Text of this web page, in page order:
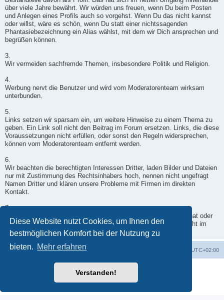
Diese Website nutzt Cookies, um Ihnen den
bestmöglichen Komfort bei der Nutzung zu
bieten. Mehr erfahren
Verstanden!
über viele Jahre bewährt. Wir würden uns freuen, wenn Du beim Posten
und Anlegen eines Profils auch so vorgehst. Wenn Du das nicht kannst
oder willst, wäre es schön, wenn Du statt einer nichtssagenden
Phantasiebezeichnung ein Alias wählst, mit dem wir Dich ansprechen und
begrüßen können.
3.
Wir vermeiden sachfremde Themen, insbesondere Politik und Religion.
4.
Werbung nervt die Benutzer und wird vom Moderatorenteam wirksam
unterbunden.
5.
Links setzen wir sparsam ein, um weitere Hinweise zu einem Thema zu
geben. Ein Link soll nicht den Beitrag im Forum ersetzen. Links, die diese
Voraussetzungen nicht erfüllen, oder sonst den Regeln widersprechen,
können vom Moderatorenteam entfernt werden.
6.
Wir beachten die berechtigten Interessen Dritter, laden Bilder und Dateien
nur mit Zustimmung des Rechtsinhabers hoch, nennen nicht ungefragt
Namen Dritter und klären unsere Probleme mit Firmen im direkten
Kontakt.
7.
Wenn ein Moderator doch einmal in Deinen Beitrag eingegriffen hat oder
er nicht freigegeben wurde, wende Dich per Kontaktformular - nicht im
Forum - an einen Moderator.
Foren-Übersicht UTC+02:00
Deutsche Übersetzung durch